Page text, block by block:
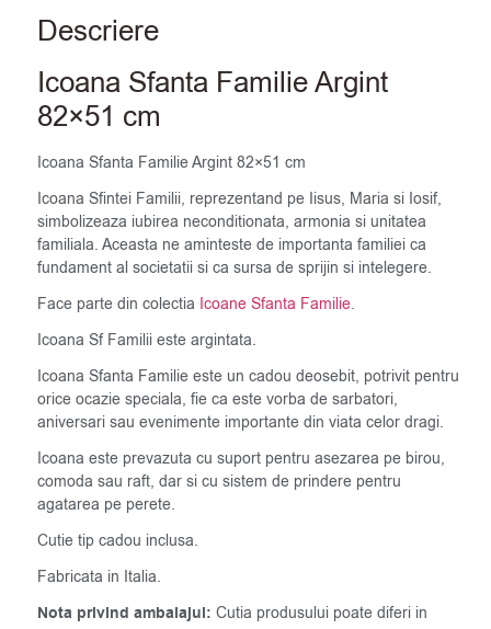
Descriere
Icoana Sfanta Familie Argint
82×51 cm
Icoana Sfanta Familie Argint 82×51 cm
Icoana Sfintei Familii, reprezentand pe Iisus, Maria si Iosif,
simbolizeaza iubirea neconditionata, armonia si unitatea
familiala. Aceasta ne aminteste de importanta familiei ca
fundament al societatii si ca sursa de sprijin si intelegere.
Face parte din colectia Icoane Sfanta Familie.
Icoana Sf Familii este argintata.
Icoana Sfanta Familie este un cadou deosebit, potrivit pentru
orice ocazie speciala, fie ca este vorba de sarbatori,
aniversari sau evenimente importante din viata celor dragi.
Icoana este prevazuta cu suport pentru asezarea pe birou,
comoda sau raft, dar si cu sistem de prindere pentru
agatarea pe perete.
Cutie tip cadou inclusa.
Fabricata in Italia.
Nota privind ambalajul: Cutia produsului poate diferi in